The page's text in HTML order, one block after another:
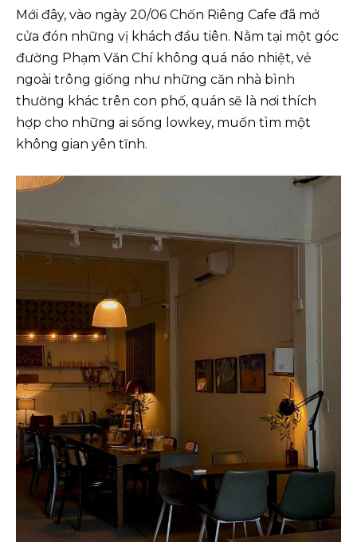
Mới đây, vào ngày 20/06 Chốn Riêng Cafe đã mở
cửa đón những vị khách đầu tiên. Nằm tại một góc
đường Phạm Văn Chí không quá náo nhiệt, vẻ
ngoài trông giống như những căn nhà bình
thường khác trên con phố, quán sẽ là nơi thích
hợp cho những ai sống lowkey, muốn tìm một
không gian yên tĩnh.